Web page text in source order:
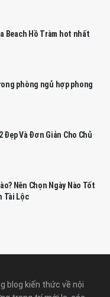
Beach Hồ Tràm hot nhất
phòng ngủ hợp phong
Đẹp Và Đơn Giản Cho Chủ
Nên Chọn Ngày Nào Tốt
Tài Lộc
blog kiến thức về nội